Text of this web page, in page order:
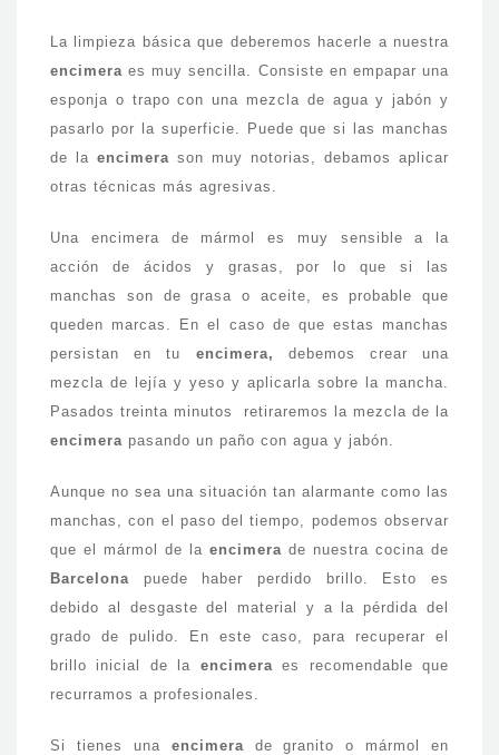
La limpieza básica que deberemos hacerle a nuestra
encimera es muy sencilla. Consiste en empapar una
esponja o trapo con una mezcla de agua y jabón y
pasarlo por la superficie. Puede que si las manchas
de la encimera son muy notorias, debamos aplicar
otras técnicas más agresivas.
Una encimera de mármol es muy sensible a la
acción de ácidos y grasas, por lo que si las
manchas son de grasa o aceite, es probable que
queden marcas. En el caso de que estas manchas
persistan en tu encimera, debemos crear una
mezcla de lejía y yeso y aplicarla sobre la mancha.
Pasados treinta minutos retiraremos la mezcla de la
encimera pasando un paño con agua y jabón.
Aunque no sea una situación tan alarmante como las
manchas, con el paso del tiempo, podemos observar
que el mármol de la encimera de nuestra cocina de
Barcelona puede haber perdido brillo. Esto es
debido al desgaste del material y a la pérdida del
grado de pulido. En este caso, para recuperar el
brillo inicial de la encimeraes recomendable que
recurramos a profesionales.
Si tienes una encimerade granito o mármol en